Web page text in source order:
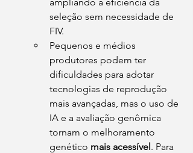
seleção sem necessidade de
FIV.
Pequenos e médios
produtores podem ter
dificuldades para adotar
tecnologias de reprodução
mais avançadas, mas o uso de
IA e a avaliação genômica
tornam o melhoramento
genético mais acessível. Para